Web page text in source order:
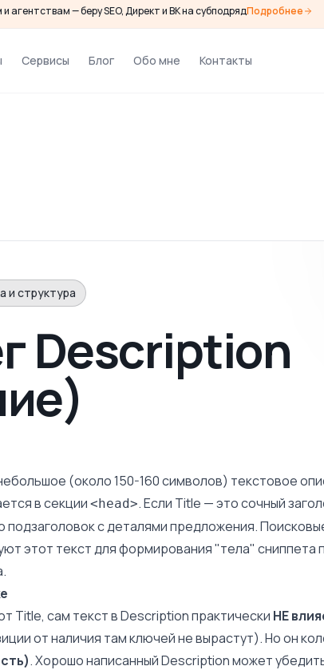
агентствам — беру SEO, Директ и ВК на субподрядПодробнее
Сервисы Блог Обо мне Контакты
и структура
Description
(около 150-160 символов) текстовое
в секции <head>. Если Title — это сочный
подзаголовок с деталями предложения.
этот текст для формирования "тела" сниппета
Title, сам текст в Description практически НЕ
от наличия там ключей не вырастут). Но он
. Хорошо написанный Description может